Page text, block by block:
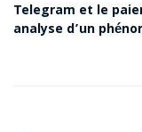
Telegram et le
analyse d’un